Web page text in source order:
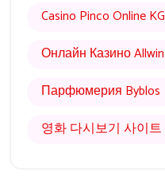
Casino Pinco Online KG
Онлайн Казино Allwin
Парфюмерия Byblos
영화 다시보기 사이트